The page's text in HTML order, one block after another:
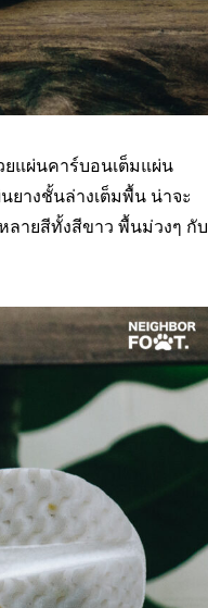
ยแผ่นคาร์บอนเต็มแผ่น
ยางชั้นล่างเต็มพื้น น่าจะ
ลายสีทั้งสีขาว พื้นม่วงๆ กับ